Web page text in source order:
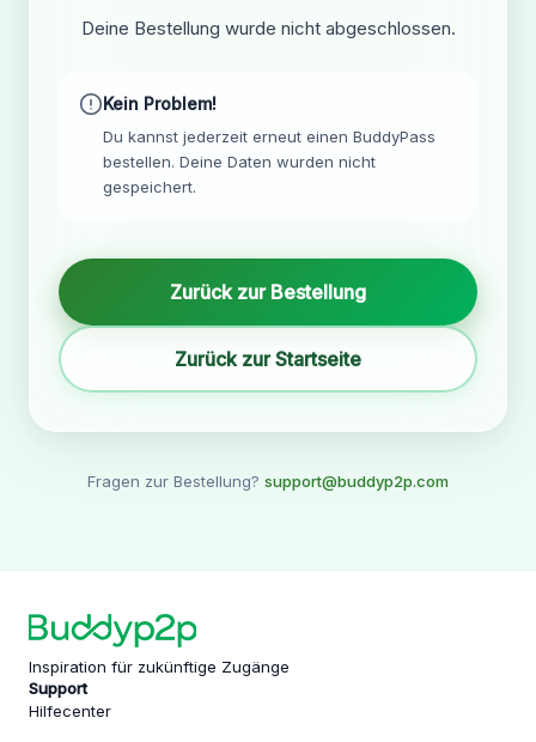
Deine Bestellung wurde nicht abgeschlossen.
Kein Problem!
Du kannst jederzeit erneut einen BuddyPass
bestellen. Deine Daten wurden nicht
gespeichert.
Zurück zur Bestellung
Zurück zur Startseite
Fragen zur Bestellung? support@buddyp2p.com
Inspiration für zukünftige Zugänge
Support
Hilfecenter